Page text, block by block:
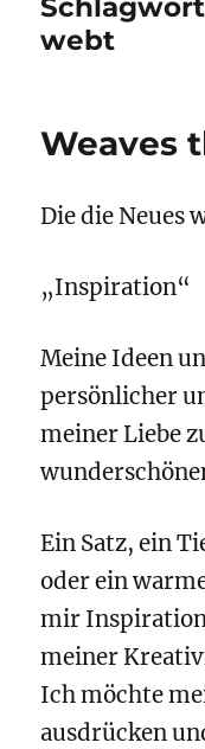
webt
Weaves
Die die Neues
„Inspiration“
Meine Ideen
persönlicher
meiner Liebe
Ein Satz, ein
oder ein
mir
meiner
Ich möchte
ausdrücken